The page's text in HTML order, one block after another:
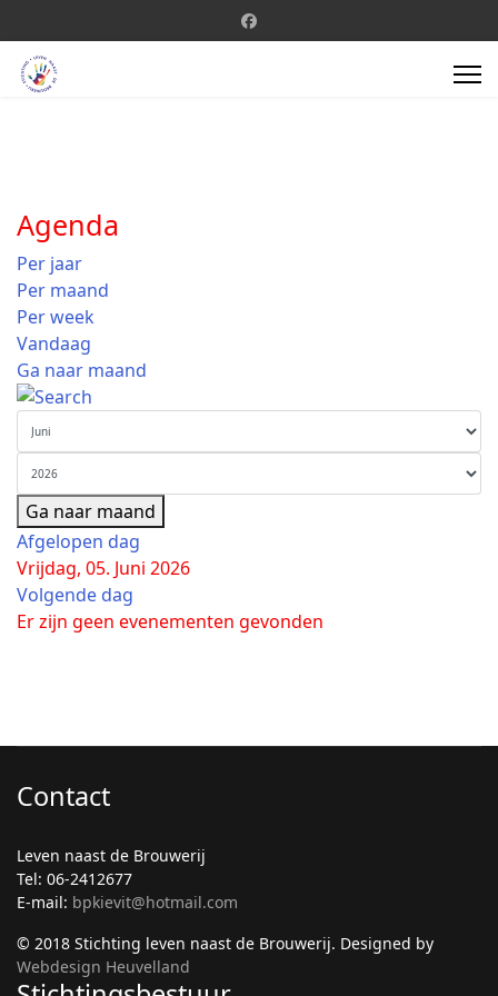
Agenda
Per jaar
Per maand
Per week
Vandaag
Ga naar maand
Ga naar maand
Afgelopen dag
Vrijdag, 05. Juni 2026
Volgende dag
Er zijn geen evenementen gevonden
Contact
Leven naast de Brouwerij
Tel: 06-2412677
E-mail: bpkievit@hotmail.com
© 2018 Stichting leven naast de Brouwerij. Designed by
Webdesign Heuvelland